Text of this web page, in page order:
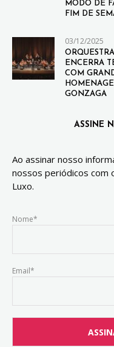
MODO DE
FIM DE
03/12/2025
ENCERRA
COM
GONZAGA
ASSINE
Ao assinar nosso
nossos periódicos com
Luxo.
Nome*
Email*